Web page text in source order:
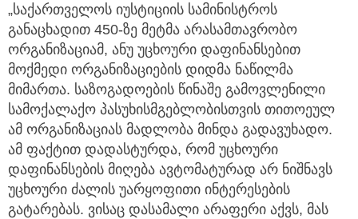
„საქართველოს იუსტიციის სამინისტროს
განაცხადით 450-ზე მეტმა არასამთავრობო
ორგანიზაციამ, ანუ უცხოური დაფინანსებით
მოქმედი ორგანიზაციების დიდმა ნაწილმა
მიმართა. საზოგადოების წინაშე გამოვლენილი
სამოქალაქო პასუხისმგებლობისთვის თითოეულ
ამ ორგანიზაციას მადლობა მინდა გადავუხადო.
ამ ფაქტით დადასტურდა, რომ უცხოური
დაფინანსების მიღება ავტომატურად არ ნიშნავს
უცხოური ძალის უარყოფითი ინტერესების
გატარებას. ვისაც დასამალი არაფერი აქვს, მას